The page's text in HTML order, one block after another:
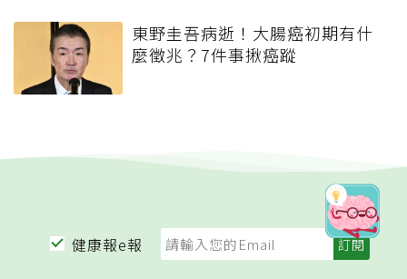
東野圭吾病逝！大腸癌初期有什
麼徵兆？7件事揪癌蹤
健康報e報